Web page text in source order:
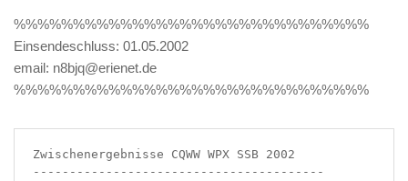
%%%%%%%%%%%%%%%%%%%%%%%%%%%%%%
Einsendeschluss: 01.05.2002
email: n8bjq@erienet.de
%%%%%%%%%%%%%%%%%%%%%%%%%%%%%%
Zwischenergebnisse CQWW WPX SSB 2002
----------------------------------------